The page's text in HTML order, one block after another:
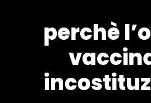
perchè